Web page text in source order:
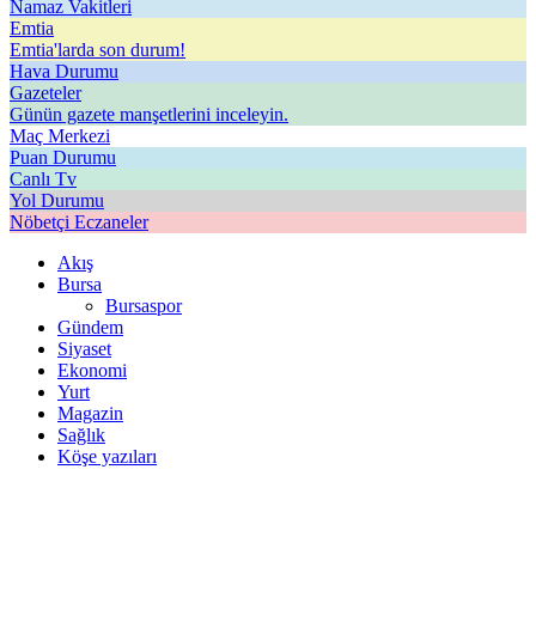
Namaz Vakitleri
Emtia
Emtia'larda son durum!
Hava Durumu
Gazeteler
Günün gazete manşetlerini inceleyin.
Maç Merkezi
Puan Durumu
Canlı Tv
Yol Durumu
Nöbetçi Eczaneler
Akış
Bursa
Bursaspor
Gündem
Siyaset
Ekonomi
Yurt
Magazin
Sağlık
Köşe yazıları